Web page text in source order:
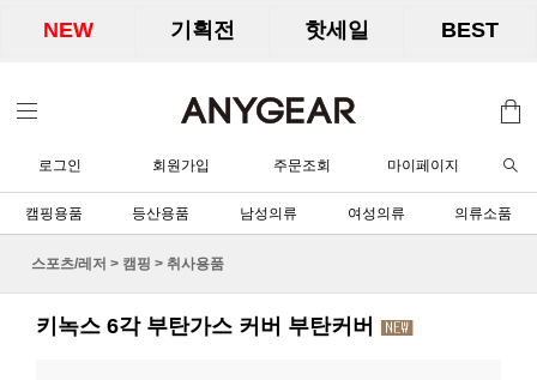
NEW 기획전 핫세일 BEST
로그인 회원가입 주문조회 마이페이지
캠핑용품 등산용품 남성의류 여성의류 의류소품
스포츠/레저 > 캠핑 > 취사용품
키녹스 6각 부탄가스 커버 부탄커버